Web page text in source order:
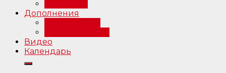
Дополнения
Видео
Календарь